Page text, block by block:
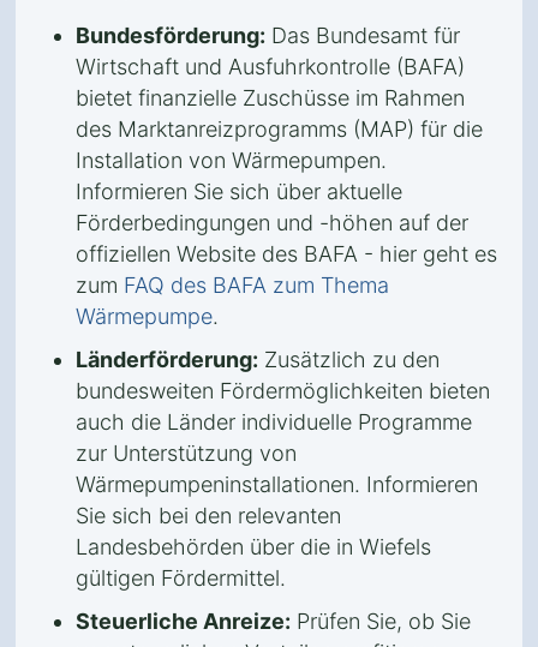
Bundesförderung: Das Bundesamt für
Wirtschaft und Ausfuhrkontrolle (BAFA)
bietet finanzielle Zuschüsse im Rahmen
des Marktanreizprogramms (MAP) für die
Installation von Wärmepumpen.
Informieren Sie sich über aktuelle
Förderbedingungen und -höhen auf der
offiziellen Website des BAFA - hier geht es
zum FAQ des BAFA zum Thema
Wärmepumpe.
Länderförderung: Zusätzlich zu den
bundesweiten Fördermöglichkeiten bieten
auch die Länder individuelle Programme
zur Unterstützung von
Wärmepumpeninstallationen. Informieren
Sie sich bei den relevanten
Landesbehörden über die in Wiefels
gültigen Fördermittel.
Steuerliche Anreize: Prüfen Sie, ob Sie